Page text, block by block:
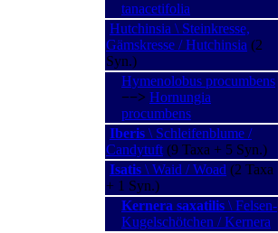
tanacetifolia
Hutchinsia \ Steinkresse,
Gämskresse / Hutchinsia (2
Syn.)
Hymenolobus procumbens
−−> Hornungia
procumbens
Iberis \ Schleifenblume /
Candytuft (9 Taxa + 5 Syn.)
Isatis \ Waid / Woad (2 Taxa
+ 1 Syn.)
Kernera saxatilis \ Felsen-
Kugelschötchen / Kernera